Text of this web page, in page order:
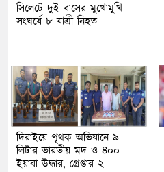
সিলেটে দুই বাসের মুখোমুখি
সংঘর্ষে ৮ যাত্রী নিহত
দিরাইয়ে পৃথক অভিযানে ৯
লিটার ভারতীয় মদ ও ৪০০
ইয়াবা উদ্ধার, গ্রেপ্তার ২